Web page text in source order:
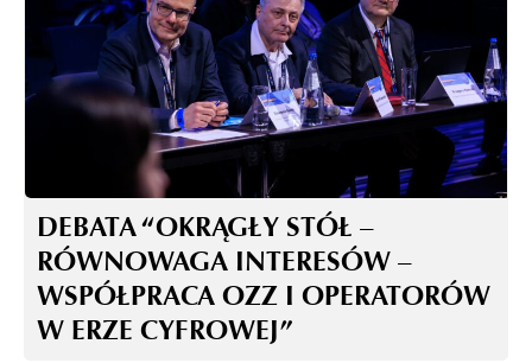
DEBATA “OKRĄGŁY STÓŁ –
RÓWNOWAGA INTERESÓW –
WSPÓŁPRACA OZZ I OPERATORÓW
W ERZE CYFROWEJ”